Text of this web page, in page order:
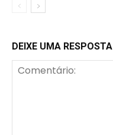
DEIXE UMA RESPOSTA